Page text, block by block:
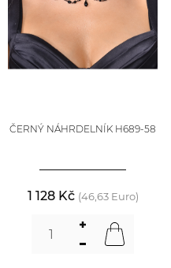
ČERNÝ NÁHRDELNÍK H689-58
1 128 Kč (46,63 Euro)